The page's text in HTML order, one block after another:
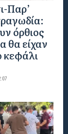
Παρ’
όρθιος
θα είχαν
κεφάλι